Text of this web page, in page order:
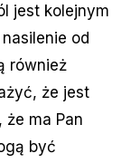
jest kolejnym
od
również
że jest
że ma Pan
być